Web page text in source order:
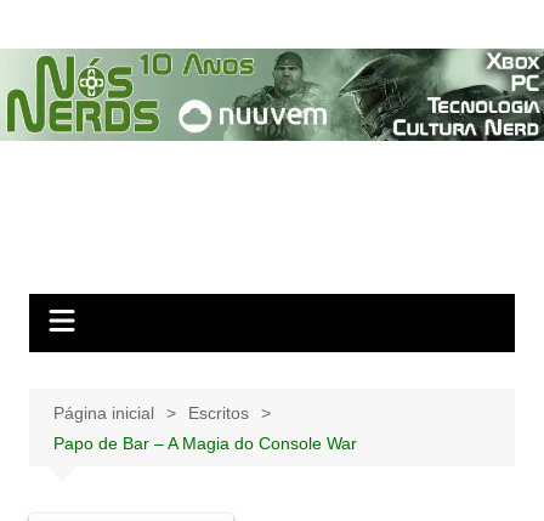
para
conteúdo
Página inicial
Escritos
Papo de Bar – A Magia do Console War